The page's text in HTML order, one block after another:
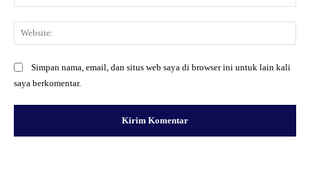
Simpan nama, email, dan situs web saya di browser ini untuk lain kali
saya berkomentar.